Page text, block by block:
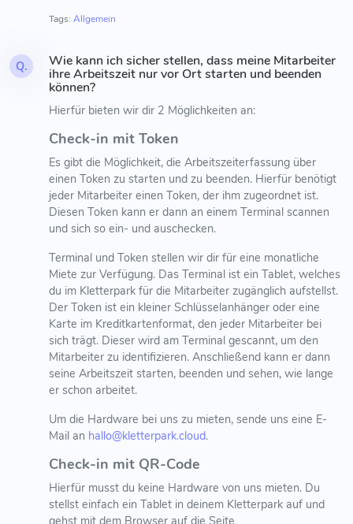
Tags: Allgemein
Q. Wie kann ich sicher stellen, dass meine Mitarbeiter
ihre Arbeitszeit nur vor Ort starten und beenden
können?
Hierfür bieten wir dir 2 Möglichkeiten an:
Check-in mit Token
Es gibt die Möglichkeit, die Arbeitszeiterfassung über
einen Token zu starten und zu beenden. Hierfür benötigt
jeder Mitarbeiter einen Token, der ihm zugeordnet ist.
Diesen Token kann er dann an einem Terminal scannen
und sich so ein- und auschecken.
Terminal und Token stellen wir dir für eine monatliche
Miete zur Verfügung. Das Terminal ist ein Tablet, welches
du im Kletterpark für die Mitarbeiter zugänglich aufstellst.
Der Token ist ein kleiner Schlüsselanhänger oder eine
Karte im Kreditkartenformat, den jeder Mitarbeiter bei
sich trägt. Dieser wird am Terminal gescannt, um den
Mitarbeiter zu identifizieren. Anschließend kann er dann
seine Arbeitszeit starten, beenden und sehen, wie lange
er schon arbeitet.
Um die Hardware bei uns zu mieten, sende uns eine E-
Mail an hallo@kletterpark.cloud.
Check-in mit QR-Code
Hierfür musst du keine Hardware von uns mieten. Du
stellst einfach ein Tablet in deinem Kletterpark auf und